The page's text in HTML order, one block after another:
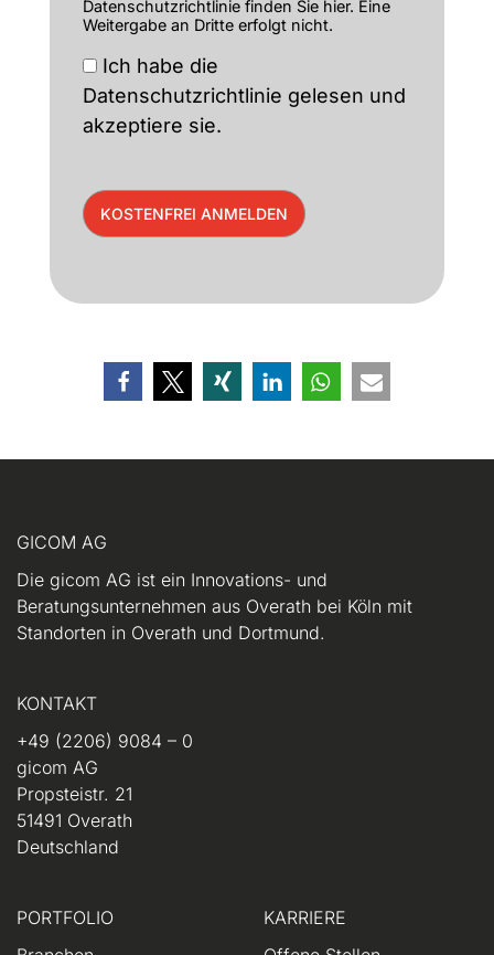
Datenschutzrichtlinie finden Sie hier. Eine
Weitergabe an Dritte erfolgt nicht.
Ich habe die
Datenschutzrichtlinie gelesen und
akzeptiere sie.
GICOM AG
Die gicom AG ist ein Innovations- und
Beratungsunternehmen aus Overath bei Köln mit
Standorten in Overath und Dortmund.
KONTAKT
+49 (2206) 9084 – 0
gicom AG
Propsteistr. 21
51491 Overath
Deutschland
PORTFOLIO
KARRIERE